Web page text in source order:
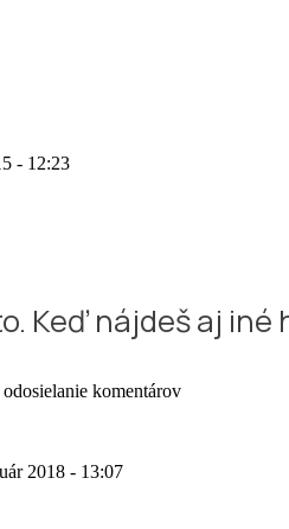
- 12:23
Keď nájdeš aj
odosielanie komentárov
2018 - 13:07